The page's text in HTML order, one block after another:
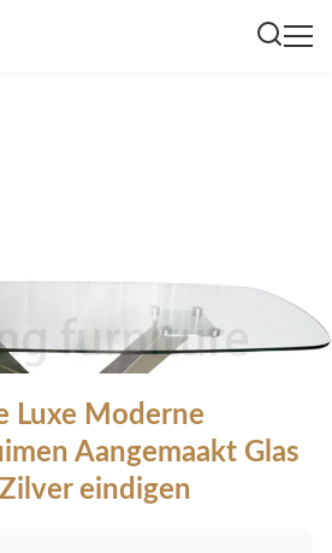
Luxe Moderne
Aangemaakt Glas
eindigen